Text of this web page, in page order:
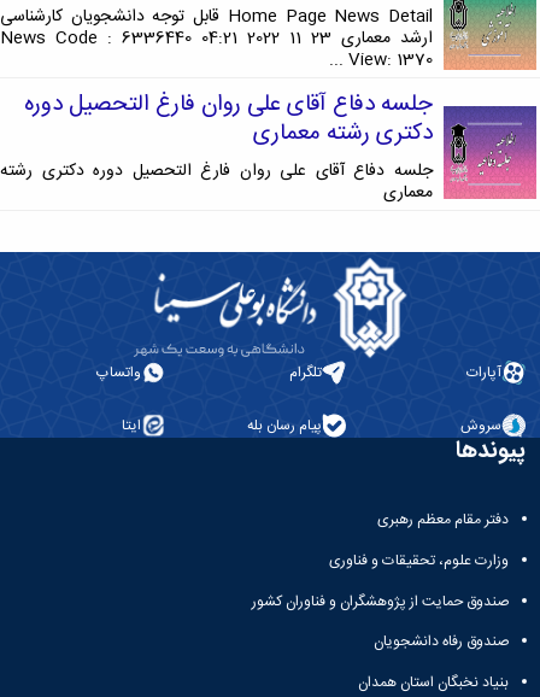
Home Page News Detail قابل توجه دانشجویان کارشناسی
ارشد معماری 23 11 2022 04:21 News Code : 6336440
View: 1370 ...
جلسه دفاع آقای علی روان فارغ التحصیل دوره
دکتری رشته معماری
جلسه دفاع آقای علی روان فارغ التحصیل دوره دکتری رشته
معماری
آپارات تلگرام واتساپ
سروش پیام رسان بله ایتا
پیوندها
دفتر مقام معظم رهبری
وزارت علوم، تحقیقات و فناوری
صندوق حمایت از پژوهشگران و فناوران کشور
صندوق رفاه دانشجویان
بنیاد نخبگان استان همدان